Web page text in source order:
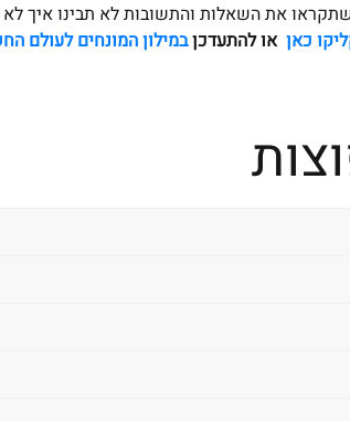
את השאלות והתשובות לא תבינו איך
כאן אולהתעדכןבמילון המונחים לעולם